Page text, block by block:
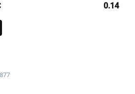
0.14